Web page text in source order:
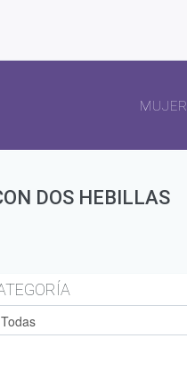
MUJER
DOS HEBILLAS